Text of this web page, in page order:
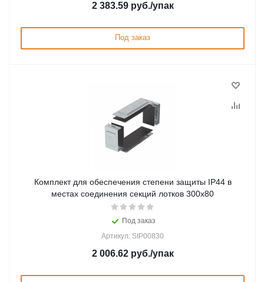
2 383.59руб./упак
Под заказ
Комплект для обеспечения степени защиты IP44 в
местах соединения секций лотков 300х80
Под заказ
Артикул: SIP00830
2 006.62руб./упак